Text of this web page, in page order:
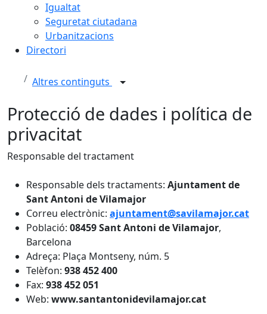
Igualtat
Seguretat ciutadana
Urbanitzacions
Directori
Altres continguts
Protecció de dades i política de
privacitat
Responsable del tractament
Responsable dels tractaments: Ajuntament de
Sant Antoni de Vilamajor
Correu electrònic: ajuntament@savilamajor.cat
Població: 08459Sant Antoni de Vilamajor,
Barcelona
Adreça: Plaça Montseny, núm. 5
Telèfon: 938 452 400
Fax: 938 452 051
Web: www.santantonidevilamajor.cat